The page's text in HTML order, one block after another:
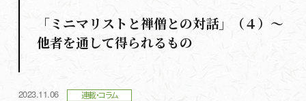
「ミニマリストと禅僧との対話」（４）～
他者を通して得られるもの
2023.11.06 連載・コラム